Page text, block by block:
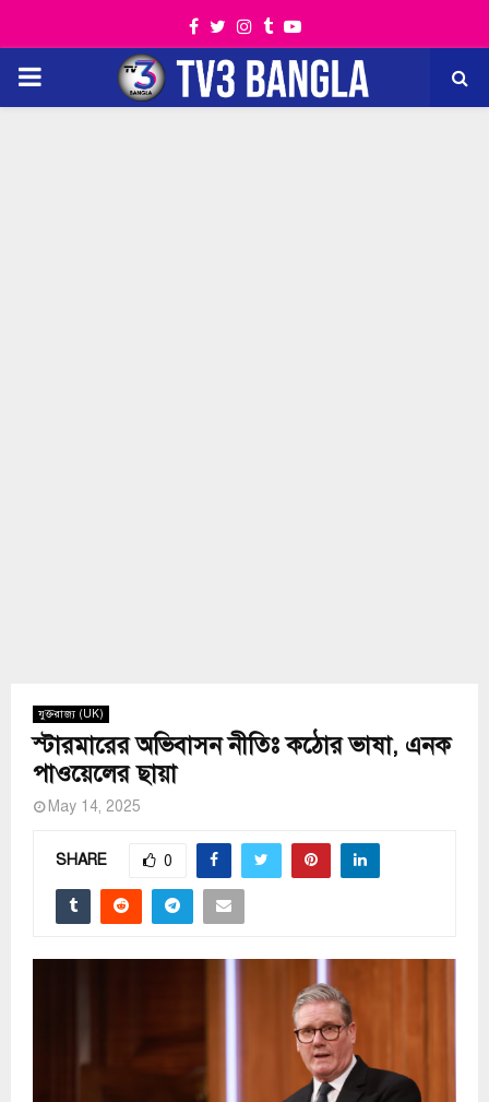
Facebook
TwitterInstagram
TumblrYoutube
PRIMARY
যুক্তরাজ্য (UK)
স্টারমারের অভিবাসন নীতিঃ কঠোর ভাষা, এনক
পাওয়েলের ছায়া
May 14, 2025
SHARE 0